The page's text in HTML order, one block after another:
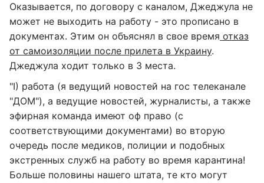
Оказывается, по договору с каналом, Джеджула не
может не выходить на работу - это прописано в
документах. Этим он объяснял в свое время отказ
от самоизоляции после прилета в Украину.
Джеджула ходит только в 3 места.
"I) работа (я ведущий новостей на гос телеканале
"ДОМ"), а ведущие новостей, журналисты, а также
эфирная команда имеют оф право (с
соответствующими документами) во вторую
очередь после медиков, полиции и подобных
экстренных служб на работу во время карантина!
Больше половины нашего штата, те кто могут